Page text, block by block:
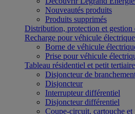
Nouveautés produits
Produits supprimés
Distribution, protection et gestion
Recharge pour véhicule électrique
Borne de véhicule
Prise pour véhicule
Tableau résidentiel et petit tertiaire
Disjoncteur de
Disjoncteur
Interrupteur différentiel
Disjoncteur différentiel
Coupe-circuit, cartouche et